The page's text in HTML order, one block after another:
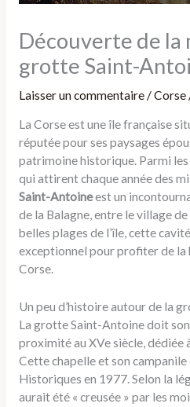
Découverte de la
grotte Saint-
Laisser un commentaire/Corse
La Corse est une île française
réputée pour ses paysages
patrimoine historique. Parmi
qui attirent chaque année des
Saint-Antoineest un
de la Balagne, entre le village de
belles plages de l’île, cette
exceptionnel pour profiter de la
Corse.
Un peu d’histoire autour de la
La grotte Saint-Antoine doit
proximité au XVe siècle, dédiée
Cette chapelle et son
Historiques en 1977. Selon la
aurait été « creusée » par les